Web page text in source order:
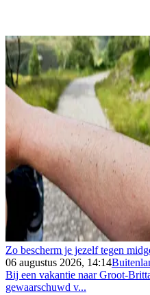
Zo bescherm je jezelf tegen
06 augustus 2026, 14:14
Bij een vakantie naar Groot-
gewaarschuwd v...